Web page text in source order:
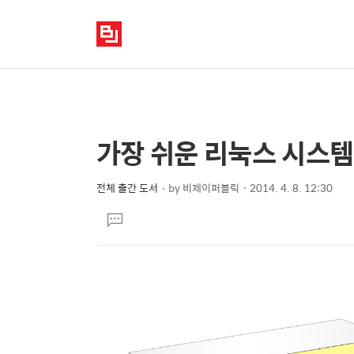
상
세
컨
텐
본
문
제
가장 쉬운 리눅스 시스
전체 출간 도서 by비제이퍼블릭 2014. 4. 8. 12:30
문댓
글